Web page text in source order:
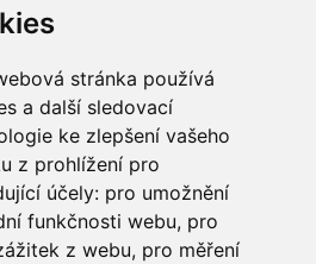
stránka používá
a další sledovací
ke zlepšení vašeho
z prohlížení pro
účely: pro umožnění
funkčnosti webu, pro
z webu, pro měření
informaci? Chcete
Martina Chalupu: